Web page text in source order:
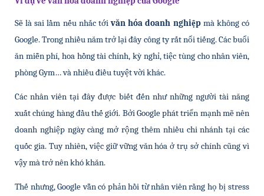
Sẽ là sai lầm nếu nhắc tới văn hóa doanh nghiệp mà không có
Google. Trong nhiều năm trở lại đây công ty rất nổi tiếng. Các buổi
ăn miễn phí, hoa hồng tài chính, kỳ nghỉ, tiệc tùng cho nhân viên,
phòng Gym… và nhiều điều tuyệt vời khác.
Các nhân viên tại đây được biết đến như những người tài năng
xuất chúng hàng đầu thế giới. Bởi Google phát triển mạnh mẽ nên
doanh nghiệp ngày càng mở rộng thêm nhiều chi nhánh tại các
quốc gia. Tuy nhiên, việc giữ vững văn hóa ở trụ sở chính cũng vì
vậy mà trở nên khó khăn.
Thế nhưng, Google vẫn có phản hồi từ nhân viên rằng họ bị stress